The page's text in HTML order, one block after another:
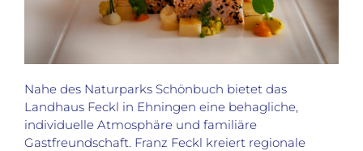
Nahe des Naturparks Schönbuch bietet das
Landhaus Feckl in Ehningen eine behagliche,
individuelle Atmosphäre und familiäre
Gastfreundschaft. Franz Feckl kreiert regionale